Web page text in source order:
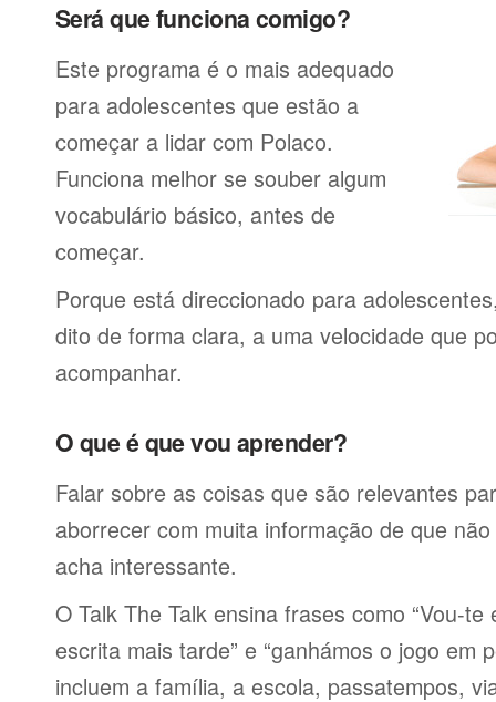
Será que funciona comigo?
Este programa é o mais adequado
para adolescentes que estão a
começar a lidar com Polaco.
Funciona melhor se souber algum
vocabulário básico, antes de
começar.
Porque está direccionado para
dito de forma clara, a uma velocidade que
acompanhar.
O que é que vou aprender?
Falar sobre as coisas que são relevantes
aborrecer com muita informação de que
acha interessante.
O Talk The Talk ensina frases como “Vou-
escrita mais tarde” e “ganhámos o jogo em
incluem a família, a escola, passatempos,